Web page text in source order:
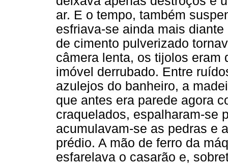
ar. E o tempo, também
esfriava-se ainda mais
de cimento pulverizado
câmera lenta, os tijolos eram
imóvel derrubado. Entre
azulejos do banheiro, a
que antes era parede agora
craquelados, espalharam-se
acumulavam-se as pedras e
prédio. A mão de ferro da
esfarelava o casarão e,